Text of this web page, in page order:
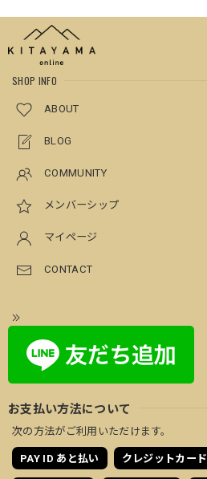
SHOP INFO
ABOUT
BLOG
COMMUNITY
メンバーシップ
マイページ
CONTACT
お支払い方法について
次の方法がご利用いただけます。
PAY ID あと払い クレジットカード